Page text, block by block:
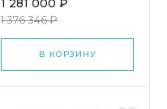
1 281 000 ₽
1 376 346 ₽
В КОРЗИНУ